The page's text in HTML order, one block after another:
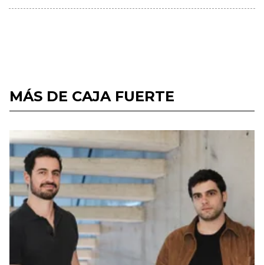
MÁS DE CAJA FUERTE